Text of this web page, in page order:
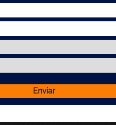
de Artes Gráficas.
y Gestoría en Diseño.